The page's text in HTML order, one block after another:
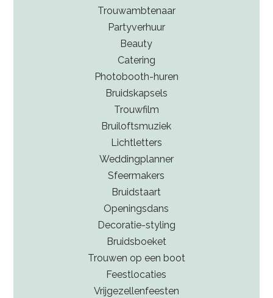
Trouwambtenaar
Partyverhuur
Beauty
Catering
Photobooth-huren
Bruidskapsels
Trouwfilm
Bruiloftsmuziek
Lichtletters
Weddingplanner
Sfeermakers
Bruidstaart
Openingsdans
Decoratie-styling
Bruidsboeket
Trouwen op een boot
Feestlocaties
Vrijgezellenfeesten